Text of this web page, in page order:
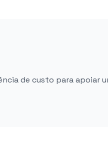
de custo para apoiar